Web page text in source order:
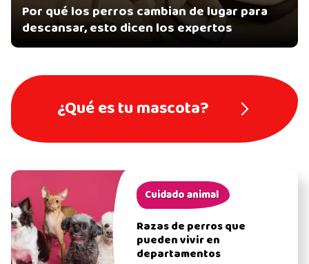
Por qué los perros cambian de lugar para
descansar, esto dicen los expertos
¿Qué es tu mascota?
Cuidado animal
Razas de perros que
pueden vivir en
departamentos